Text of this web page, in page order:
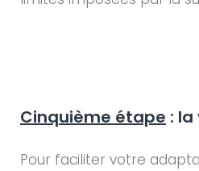
Cinquième étape : la
Pour faciliter votre